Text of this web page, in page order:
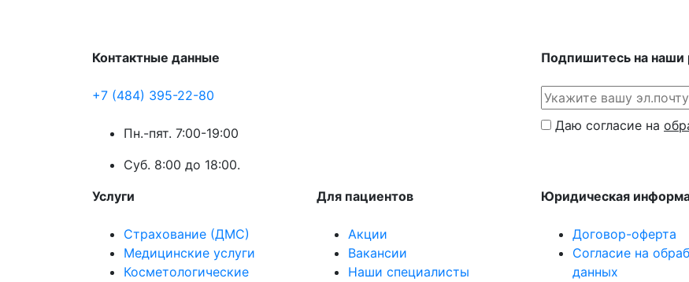
Контактные данные
+7 (484) 395-22-80
Пн.-пят. 7:00-19:00
Суб. 8:00 до 18:00.
Подпишитесь на наши
Даю согласие на
Услуги
Страхование (ДМС)
Медицинские услуги
Косметологические
Для пациентов
Акции
Вакансии
Наши специалисты
Юридическая
Договор-оферта
Согласие на
данных